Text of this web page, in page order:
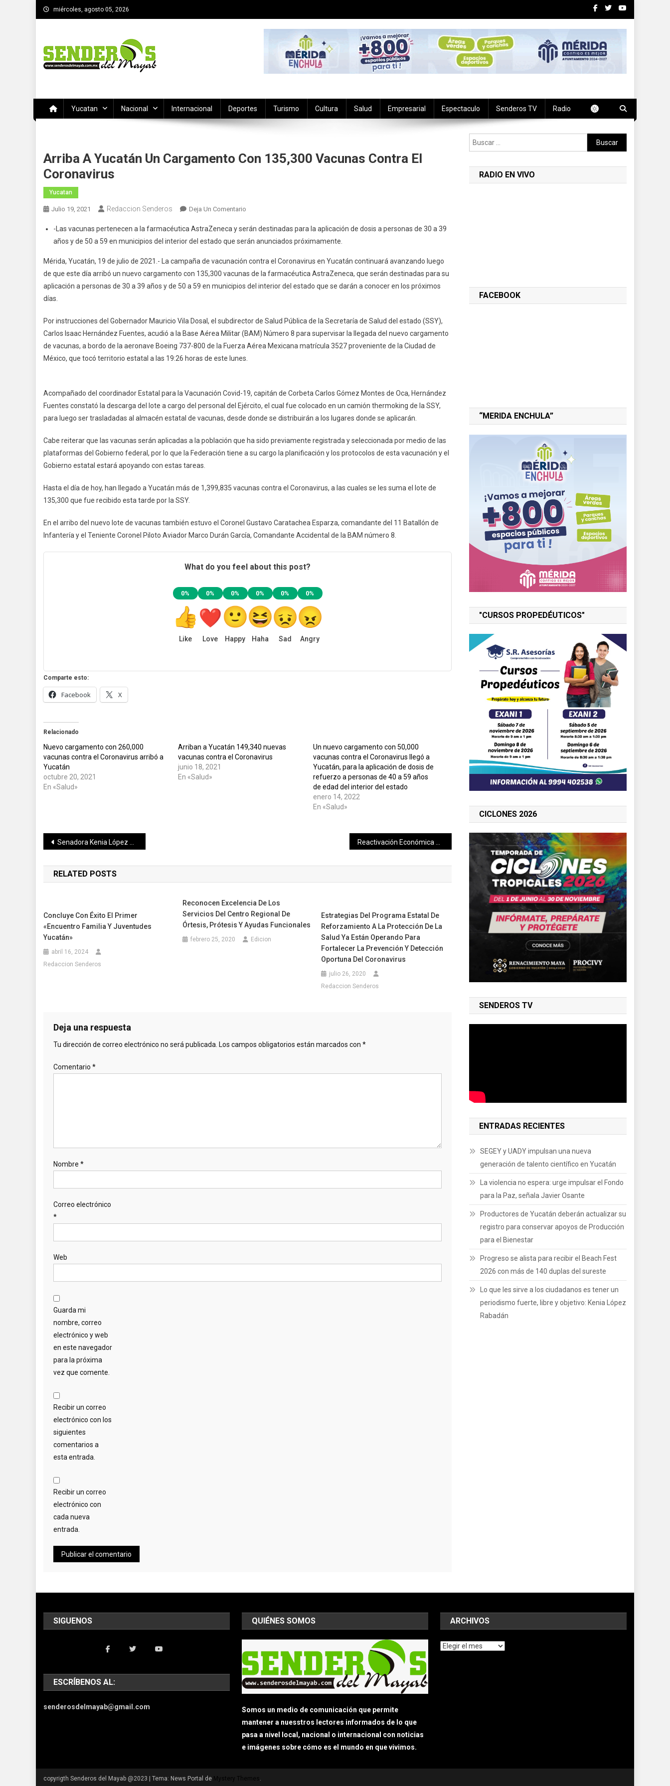
Saltar
al
miércoles, agosto 05, 2026
Yucatan Nacional Internacional Deportes Turismo Cultura Salud Empresarial Espectaculo Senderos TV Radio
Arriba A Yucatán Un Cargamento Con 135,300 Vacunas Contra El
Coronavirus
Yucatan
Julio 19, 2021 Redaccion Senderos Deja Un Comentario
A
Yucatán
Cargamento
Con
135,300
El
Coronavirus
-Las vacunas pertenecen a la farmacéutica AstraZeneca y serán destinadas para la aplicación de dosis a personas de 30 a 39
años y de 50 a 59 en municipios del interior del estado que serán anunciados próximamente.
Mérida, Yucatán, 19 de julio de 2021.- La campaña de vacunación contra el Coronavirus en Yucatán continuará avanzando luego
de que este día arribó un nuevo cargamento con 135,300 vacunas de la farmacéutica AstraZeneca, que serán destinadas para su
aplicación a personas de 30 a 39 años y de 50 a 59 en municipios del interior del estado que se darán a conocer en los próximos
días.
Por instrucciones del Gobernador Mauricio Vila Dosal, el subdirector de Salud Pública de la Secretaría de Salud del estado (SSY),
Carlos Isaac Hernández Fuentes, acudió a la Base Aérea Militar (BAM) Número 8 para supervisar la llegada del nuevo cargamento
de vacunas, a bordo de la aeronave Boeing 737-800 de la Fuerza Aérea Mexicana matrícula 3527 proveniente de la Ciudad de
México, que tocó territorio estatal a las 19:26 horas de este lunes.
Acompañado del coordinador Estatal para la Vacunación Covid-19, capitán de Corbeta Carlos Gómez Montes de Oca, Hernández
Fuentes constató la descarga del lote a cargo del personal del Ejército, el cual fue colocado en un camión thermoking de la SSY,
para luego ser trasladadas al almacén estatal de vacunas, desde donde se distribuirán a los lugares donde se aplicarán.
Cabe reiterar que las vacunas serán aplicadas a la población que ha sido previamente registrada y seleccionada por medio de las
plataformas del Gobierno federal, por lo que la Federación tiene a su cargo la planificación y los protocolos de esta vacunación y el
Gobierno estatal estará apoyando con estas tareas.
Hasta el día de hoy, han llegado a Yucatán más de 1,399,835 vacunas contra el Coronavirus, a las cuales se les suma el lote de
135,300 que fue recibido esta tarde por la SSY.
En el arribo del nuevo lote de vacunas también estuvo el Coronel Gustavo Caratachea Esparza, comandante del 11 Batallón de
Infantería y el Teniente Coronel Piloto Aviador Marco Durán García, Comandante Accidental de la BAM número 8.
What do you feel about this post?
0%
Like
0%
Love
0%
Happy
0%
Haha
0%
Sad
0%
Angry
Comparte esto:
Facebook X
Relacionado
Nuevo cargamento con 260,000
vacunas contra el Coronavirus arribó a
Yucatán
octubre 20, 2021
En «Salud»
Arriban a Yucatán 149,340 nuevas
vacunas contra el Coronavirus
junio 18, 2021
En «Salud»
Un nuevo cargamento con 50,000
vacunas contra el Coronavirus llegó a
Yucatán, para la aplicación de dosis de
refuerzo a personas de 40 a 59 años
de edad del interior del estado
enero 14, 2022
En «Salud»
Navegación
de
entradas
Senadora Kenia López Rabadán desmiente a AMLO en contramañanera
RELATED POSTS
Concluye Con Éxito El Primer
«Encuentro Familia Y Juventudes
Yucatán»
abril 16, 2024
Redaccion Senderos
Reconocen Excelencia De Los
Servicios Del Centro Regional De
Órtesis, Prótesis Y Ayudas Funcionales
febrero 25, 2020 Edicion
Estrategias Del Programa Estatal De
Reforzamiento A La Protección De La
Salud Ya Están Operando Para
Fortalecer La Prevención Y Detección
Oportuna Del Coronavirus
julio 26, 2020
Redaccion Senderos
Deja una respuesta
Tu dirección de correo electrónico no será publicada. Los campos obligatorios están marcados con *
Comentario *
Nombre *
Correo electrónico
*
Web
Guarda mi
nombre, correo
electrónico y web
en este navegador
para la próxima
vez que comente.
Recibir un correo
electrónico con los
siguientes
comentarios a
esta entrada.
Recibir un correo
electrónico con
cada nueva
entrada.
Buscar:
RADIO EN VIVO
FACEBOOK
“MERIDA ENCHULA”
"CURSOS PROPEDÉUTICOS"
CICLONES 2026
SENDEROS TV
ENTRADAS RECIENTES
SEGEY y UADY impulsan una nueva
generación de talento científico en Yucatán
La violencia no espera: urge impulsar el Fondo
para la Paz, señala Javier Osante
Productores de Yucatán deberán actualizar su
registro para conservar apoyos de Producción
para el Bienestar
Progreso se alista para recibir el Beach Fest
2026 con más de 140 duplas del sureste
Lo que les sirve a los ciudadanos es tener un
periodismo fuerte, libre y objetivo: Kenia López
Rabadán
SIGUENOS
ESCRÍBENOS AL:
senderosdelmayab@gmail.com
QUIÉNES SOMOS
Somos un medio de comunicación que permite
mantener a nuesstros lectores informados de lo que
pasa a nivel local, nacional o internacional con noticias
e imágenes sobre cómo es el mundo en que vivimos.
ARCHIVOS
Archivos
copyrigth Senderos del Mayab @2023 Tema: News Portal de Mystery Themes .